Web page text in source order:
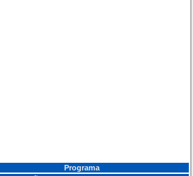
Programa